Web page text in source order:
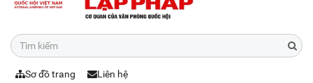
Sơ đồ trang Liên hệ